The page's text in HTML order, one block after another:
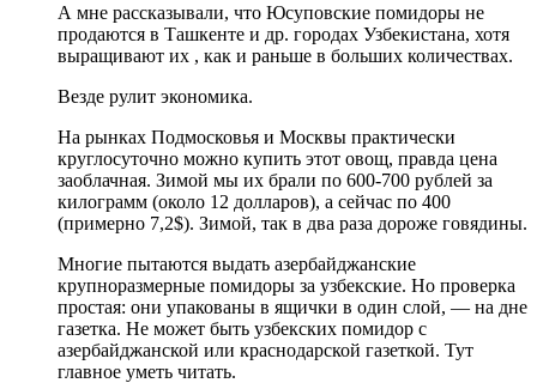
А мне рассказывали, что Юсуповские помидоры не
продаются в Ташкенте и др. городах Узбекистана, хотя
выращивают их , как и раньше в больших количествах.
Везде рулит экономика.
На рынках Подмосковья и Москвы практически
круглосуточно можно купить этот овощ, правда цена
заоблачная. Зимой мы их брали по 600-700 рублей за
килограмм (около 12 долларов), а сейчас по 400
(примерно 7,2$). Зимой, так в два раза дороже говядины.
Многие пытаются выдать азербайджанские
крупноразмерные помидоры за узбекские. Но проверка
простая: они упакованы в ящички в один слой, — на дне
газетка. Не может быть узбекских помидор с
азербайджанской или краснодарской газеткой. Тут
главное уметь читать.